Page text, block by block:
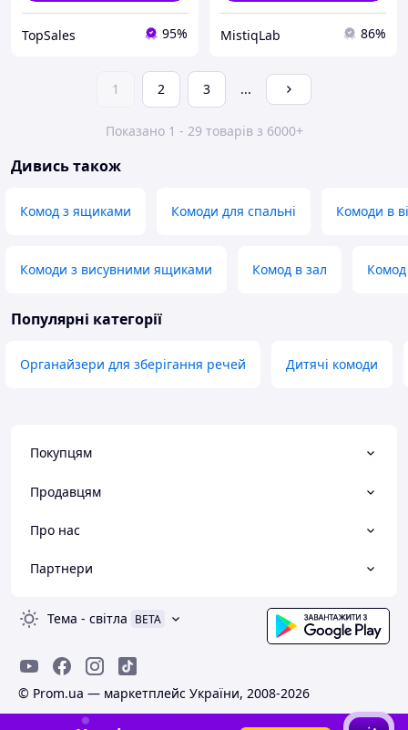
TopSales 95% MistiqLab 86%
1 2 3 ...
Показано 1 - 29 товарів з 6000+
Дивись також
Комод з ящиками Комоди для спальні Комоди в
Комоди з висувними ящиками Комод в зал Комод
Популярні категорії
Органайзери для зберігання речей Дитячі комоди
Покупцям
Продавцям
Про нас
Партнери
Тема - світла BETA
© Prom.ua — маркетплейс України, 2008-2026